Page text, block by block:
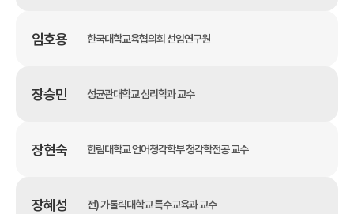
임호용 한국대학교육협의회 선임연구원
장승민 성균관대학교 심리학과 교수
장현숙 한림대학교 언어청각학부 청각학전공 교수
장혜성 전) 가톨릭대학교 특수교육과 교수